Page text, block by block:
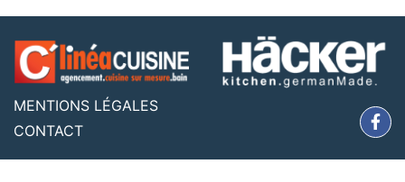
MENTIONS LÉGALES
CONTACT